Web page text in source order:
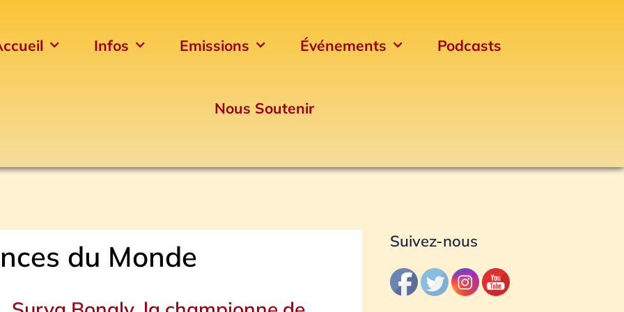
Infos Emissions Événements Podcasts
Nous Soutenir
du Monde Suivez-nous
Archives